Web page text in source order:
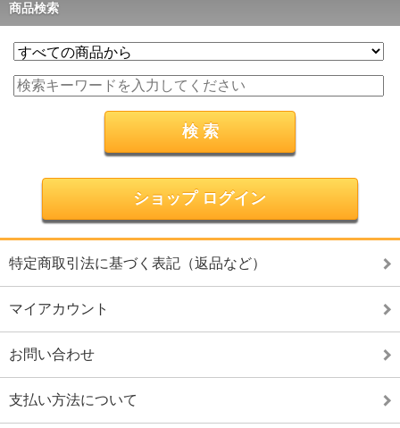
商品検索
ショップ ログイン
特定商取引法に基づく表記（返品など）
マイアカウント
お問い合わせ
支払い方法について